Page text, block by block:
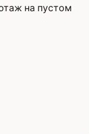
на пустом